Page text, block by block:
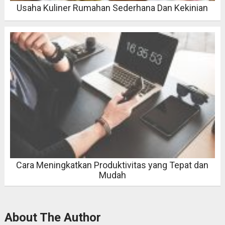
Usaha Kuliner Rumahan Sederhana Dan Kekinian
Cara Meningkatkan Produktivitas yang Tepat dan
Mudah
About The Author